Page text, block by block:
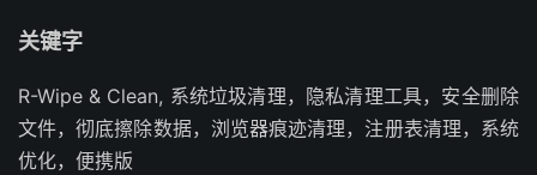
关键字
R-Wipe & Clean, 系统垃圾清理，隐私清理工具，安全删除
文件，彻底擦除数据，浏览器痕迹清理，注册表清理，系统
优化，便携版